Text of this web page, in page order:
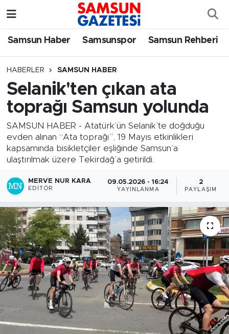
Samsun Haber Samsunspor Samsun Rehberi
HABERLER SAMSUN HABER
Selanik'ten çıkan ata
toprağı Samsun yolunda
SAMSUN HABER - Atatürk’ün Selanik’te doğduğu
evden alınan “Ata toprağı”, 19 Mayıs etkinlikleri
kapsamında bisikletçiler eşliğinde Samsun’a
ulaştırılmak üzere Tekirdağ’a getirildi.
MERVE NUR KARA
EDITÖR
09.05.2026 - 16:24
YAYINLANMA
2
PAYLAŞIM
Samsun Haber
Samsun Rehberi
Resmi İlanlar
Samsun Nöbetçi Eczaneler
SAMSUN Namaz Vakitleri
Samsun Trafik Yoğunluk Haritası
Süper Lig Puan Durumu ve Fikstür
Haber Arşivi